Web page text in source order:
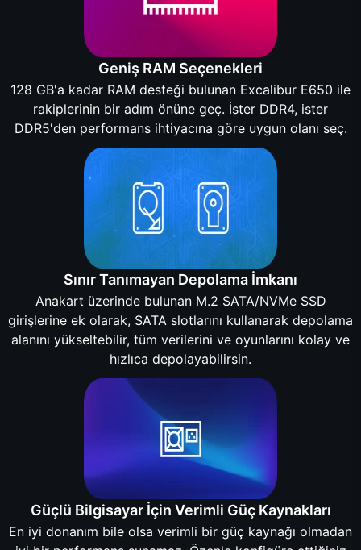
Geniş RAM Seçenekleri
128 GB'a kadar RAM desteği bulunan Excalibur E650 ile
rakiplerinin bir adım önüne geç. İster DDR4, ister
DDR5'den performans ihtiyacına göre uygun olanı seç.
Sınır Tanımayan Depolama İmkanı
Anakart üzerinde bulunan M.2 SATA/NVMe SSD
girişlerine ek olarak, SATA slotlarını kullanarak depolama
alanını yükseltebilir, tüm verilerini ve oyunlarını kolay ve
hızlıca depolayabilirsin.
Güçlü Bilgisayar İçin Verimli Güç Kaynakları
En iyi donanım bile olsa verimli bir güç kaynağı olmadan